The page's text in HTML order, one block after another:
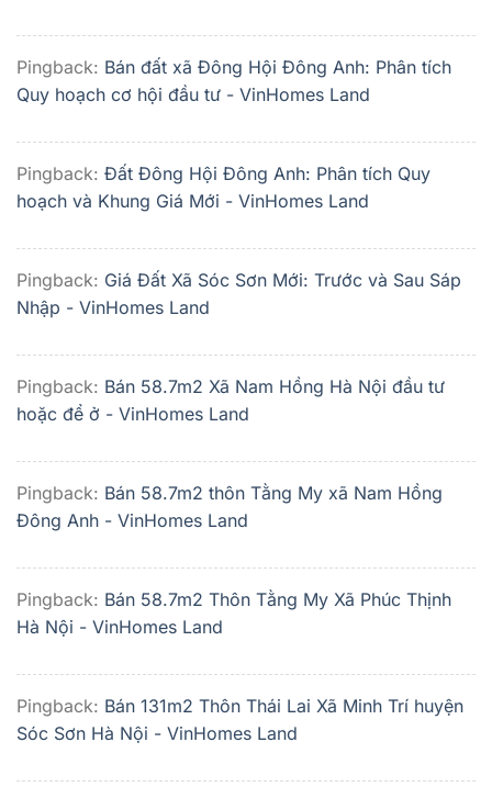
Pingback: Bán đất xã Đông Hội Đông Anh: Phân tích
Quy hoạch cơ hội đầu tư - VinHomes Land
Pingback: Đất Đông Hội Đông Anh: Phân tích Quy
hoạch và Khung Giá Mới - VinHomes Land
Pingback: Giá Đất Xã Sóc Sơn Mới: Trước và Sau Sáp
Nhập - VinHomes Land
Pingback: Bán 58.7m2 Xã Nam Hồng Hà Nội đầu tư
hoặc để ở - VinHomes Land
Pingback: Bán 58.7m2 thôn Tằng My xã Nam Hồng
Đông Anh - VinHomes Land
Pingback: Bán 58.7m2 Thôn Tằng My Xã Phúc Thịnh
Hà Nội - VinHomes Land
Pingback: Bán 131m2 Thôn Thái Lai Xã Minh Trí huyện
Sóc Sơn Hà Nội - VinHomes Land